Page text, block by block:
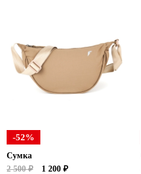
-52%
Сумка
2 500 ₽
1 200 ₽